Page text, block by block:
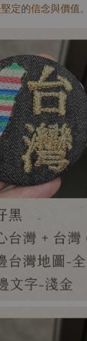
定的信念與價值。